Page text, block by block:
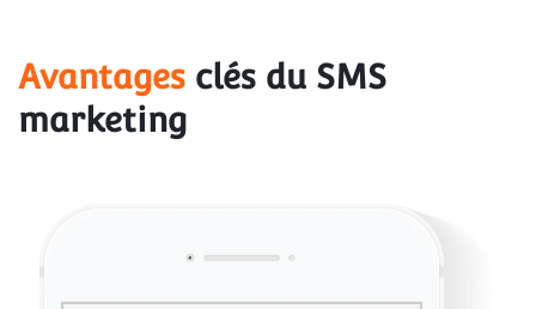
Avantages clés du SMS
marketing